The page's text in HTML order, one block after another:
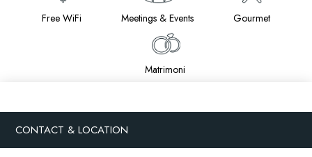
Free WiFi Meetings & Events Gourmet
Matrimoni
CONTACT & LOCATION